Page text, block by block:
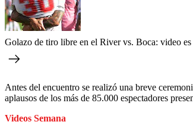
Golazo de tiro libre en el River vs. Boca: video es
Antes del encuentro se realizó una breve
aplausos de los más de 85.000 espectadores
Videos Semana